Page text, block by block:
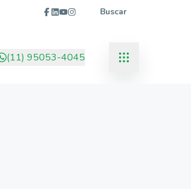
Buscar
(11) 95053-4045